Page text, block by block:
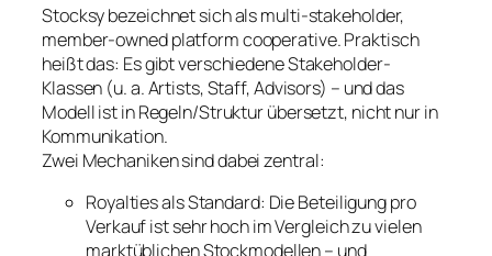
Stocksy bezeichnet sich als multi-stakeholder,
member-owned platform cooperative. Praktisch
heißt das: Es gibt verschiedene Stakeholder-
Klassen (u. a. Artists, Staff, Advisors) – und das
Modell ist in Regeln/Struktur übersetzt, nicht nur in
Kommunikation.
Zwei Mechaniken sind dabei zentral:
Royalties als Standard: Die Beteiligung pro
Verkauf ist sehr hoch im Vergleich zu vielen
marktüblichen Stockmodellen – und